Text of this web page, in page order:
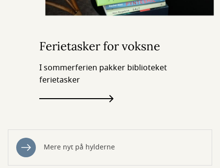
Ferietasker for voksne
I sommerferien pakker biblioteket
ferietasker
Mere nyt på hylderne